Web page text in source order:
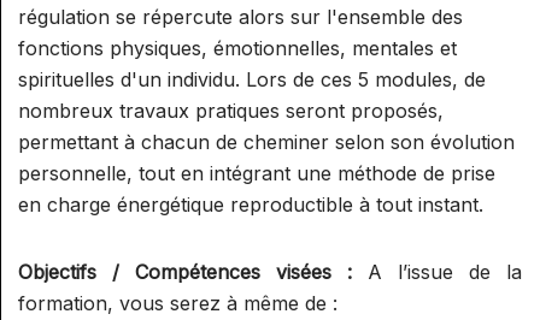
AROMATOLOGUE MYRTÉA
(RECONNU PAR LE SPN)
CONSEILLER EN
HYDROLATHÉRAPIE GLOBALE
CONSEILLER EN
AROMATHÉRAPIE SUBTILE
RÉFLEXOGUE (RECONNU PAR LE
MINI MODULES BIEN-ÊTRE DE
L'HABITAT
INITIATION AU FENG SHUI
INITIATION À LA GÉOBIOLOGIE
STAGES CONVIVIAUX
STAGES PRATIQUE ALTHEA
PROVENCE / MYRTÉA
régulation se répercute alors sur l'ensemble des
fonctions physiques, émotionnelles, mentales et
spirituelles d'un individu. Lors de ces 5 modules, de
nombreux travaux pratiques seront proposés,
permettant à chacun de cheminer selon son évolution
personnelle, tout en intégrant une méthode de prise
en charge énergétique reproductible à tout instant.
Objectifs / Compétences visées : A l’issue de la
formation, vous serez à même de :